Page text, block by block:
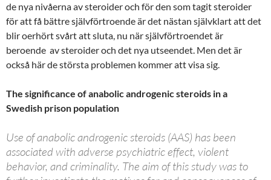
de nya nivåerna av steroider och för den som tagit steroider
för att få bättre självförtroende är det nästan självklart att det
blir oerhört svårt att sluta, nu när självförtroendet är
beroende av steroider och det nya utseendet. Men det är
också här de största problemen kommer att visa sig.
The significance of anabolic androgenic steroids in a
Swedish prison population
Use of anabolic androgenic steroids (AAS) has been
associated with adverse psychiatric effect, violent
behavior, and criminality. The aim of this study was to